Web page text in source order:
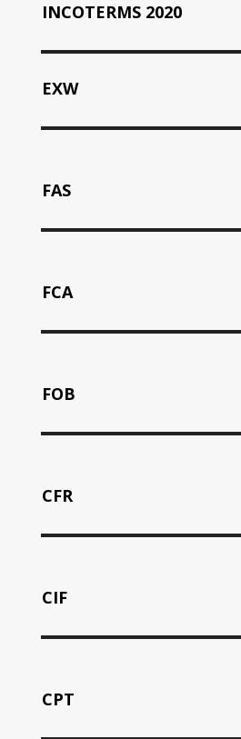
INCOTERMS 2020
EXW
FAS
FCA
FOB
CFR
CIF
CPT